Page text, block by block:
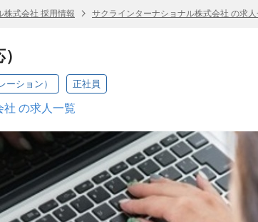
株式会社 採用情報 サクラインターナショナル株式会社 の求人
ーション） 正社員
社 の求人一覧